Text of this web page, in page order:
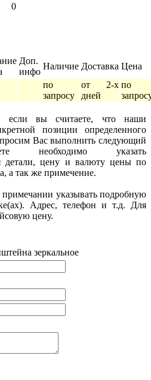
0
Доп.
инфо
Наличие Доставка Цена
по
запросу
от 2-х
дней
по
если вы считаете, что наши
позиции определенного
Вас выполнить следующий
необходимо указать
детали, цену и валюту цены по
а так же примечение.
указывать подробную
Адрес, телефон и т.д. Для
цену.
зеркальное